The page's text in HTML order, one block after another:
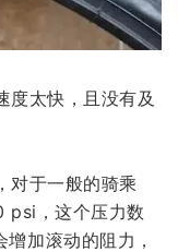
度太快，且没有及
对于一般的骑乘
psi，这个压力数
加滚动的阻力，